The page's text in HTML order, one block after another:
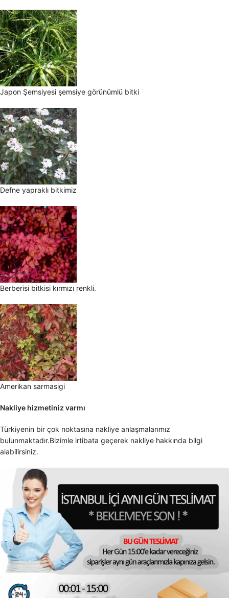
Japon Şemsiyesi şemsiye görünümlü bitki
Defne yapraklı bitkimiz
Berberisi bitkisi kırmızı renkli.
Amerikan sarmasigi
Nakliye hizmetiniz varmı
Türkiyenin bir çok noktasına nakliye anlaşmalarımız
bulunmaktadır.Bizimle irtibata geçerek nakliye hakkında bilgi
alabilirsiniz.